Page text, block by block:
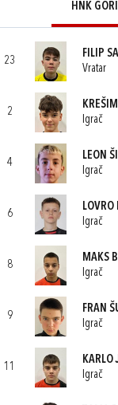
HNK
23
FILIP
Vratar
2
Igrač
4
LEON
Igrač
6
LOVRO
Igrač
8
MAKS
Igrač
9
FRAN
Igrač
11
KARLO
Igrač